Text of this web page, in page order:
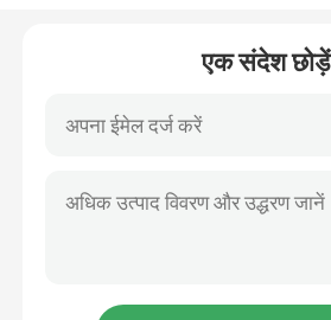
वायर एक्सट्रूडर मशीन
एक संदेश छोड़ें